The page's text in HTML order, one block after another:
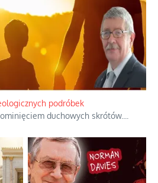
podróbek
duchowych skrótów.